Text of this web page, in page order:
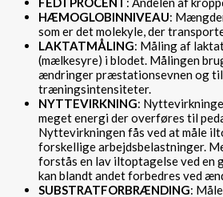
HÆMOGLOBINNIVEAU:
som er det molekyle, der
LAKTATMÅLING: Måling af
(mælkesyre) i blodet. Målingen
ændringer præstationsevnen og
træningsintensiteter.
NYTTEVIRKNING:
meget energi der overføres til
Nyttevirkningen fås ved at måle
forskellige arbejdsbelastninger.
forstås en lav iltoptagelse ved en
kan blandt andet forbedres ved
SUBSTRATFORBRÆNDING: